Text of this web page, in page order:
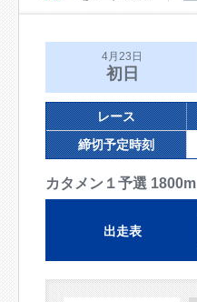
4月23日
初日
レース
締切予定時刻
カタメン１予選 1800m
出走表